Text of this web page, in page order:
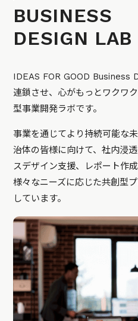
BUSINESS
DESIGN LAB
IDEAS FOR GOOD Business
連鎖させ、心がもっとワクワ
型事業開発ラボです。
事業を通じてより持続可能な
治体の皆様に向けて、社内浸
スデザイン支援、レポート作
様々なニーズに応じた共創型
しています。